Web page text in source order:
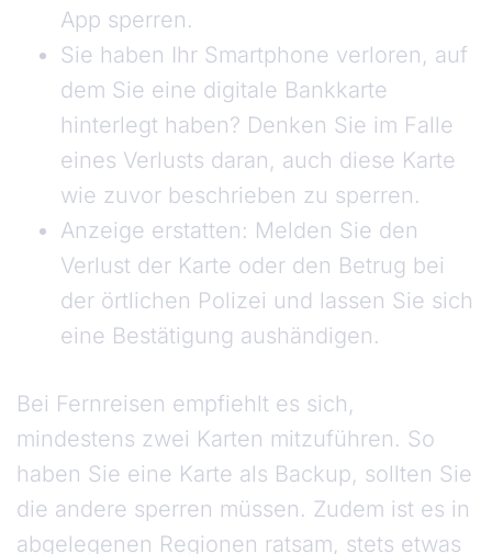
App sperren.
Sie haben Ihr Smartphone verloren, auf
dem Sie eine digitale Bankkarte
hinterlegt haben? Denken Sie im Falle
eines Verlusts daran, auch diese Karte
wie zuvor beschrieben zu sperren.
Anzeige erstatten: Melden Sie den
Verlust der Karte oder den Betrug bei
der örtlichen Polizei und lassen Sie sich
eine Bestätigung aushändigen.
Bei Fernreisen empfiehlt es sich,
mindestens zwei Karten mitzuführen. So
haben Sie eine Karte als Backup, sollten Sie
die andere sperren müssen. Zudem ist es in
abgelegenen Regionen ratsam, stets etwas